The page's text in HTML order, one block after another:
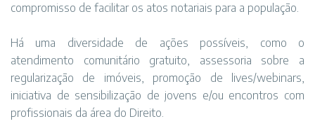
compromisso de facilitar os atos notariais para a população.
Há uma diversidade de ações possíveis, como o
atendimento comunitário gratuito, assessoria sobre a
regularização de imóveis, promoção de lives/webinars,
iniciativa de sensibilização de jovens e/ou encontros com
profissionais da área do Direito.